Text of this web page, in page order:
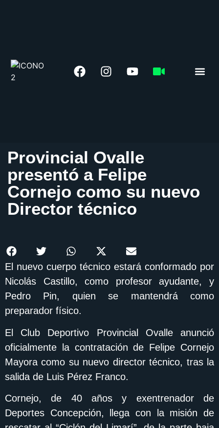
Provincial Ovalle
presentó a Felipe
Cornejo como su nuevo
Director técnico
El nuevo cuerpo técnico estará conformado por
Nicolás Castillo, como profesor ayudante, y
Pedro Pin, quien se mantendrá como
preparador físico.
El Club Deportivo Provincial Ovalle anunció
oficialmente la contratación de Felipe Cornejo
Mayora como su nuevo director técnico, tras la
salida de Luis Pérez Franco.
Cornejo, de 40 años y exentrenador de
Deportes Concepción, llega con la misión de